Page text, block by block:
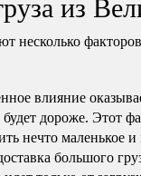
из
несколько
влияние
дороже. Этот
нечто
большого